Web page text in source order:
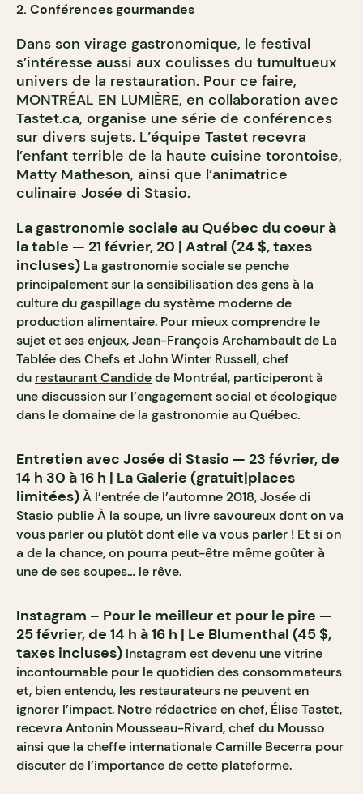
2. Conférences gourmandes
Dans son virage gastronomique, le festival
s’intéresse aussi aux coulisses du tumultueux
univers de la restauration. Pour ce faire,
MONTRÉAL EN LUMIÈRE, en collaboration avec
Tastet.ca, organise une série de conférences
sur divers sujets. L’équipe Tastet recevra
l’enfant terrible de la haute cuisine torontoise,
Matty Matheson, ainsi que l’animatrice
culinaire Josée di Stasio.
La gastronomie sociale au Québec du coeur à
la table — 21 février, 20 | Astral (24 $, taxes
incluses) La gastronomie sociale se penche
principalement sur la sensibilisation des gens à la
culture du gaspillage du système moderne de
production alimentaire. Pour mieux comprendre le
sujet et ses enjeux, Jean-François Archambault de La
Tablée des Chefs et John Winter Russell, chef
du restaurant Candidede Montréal, participeront à
une discussion sur l’engagement social et écologique
dans le domaine de la gastronomie au Québec.
Entretien avec Josée di Stasio — 23 février, de
14 h 30 à 16 h | La Galerie (gratuit|places
limitées)À l’entrée de l’automne 2018, Josée di
Stasio publie À la soupe, un livre savoureux dont on va
vous parler ou plutôt dont elle va vous parler ! Et si on
a de la chance, on pourra peut-être même goûter à
une de ses soupes… le rêve.
Instagram – Pour le meilleur et pour le pire —
25 février, de 14 h à 16 h | Le Blumenthal (45 $,
taxes incluses) Instagram est devenu une vitrine
incontournable pour le quotidien des consommateurs
et, bien entendu, les restaurateurs ne peuvent en
ignorer l’impact. Notre rédactrice en chef, Élise Tastet,
recevra Antonin Mousseau-Rivard, chef du Mousso
ainsi que la cheffe internationale Camille Becerra pour
discuter de l’importance de cette plateforme.